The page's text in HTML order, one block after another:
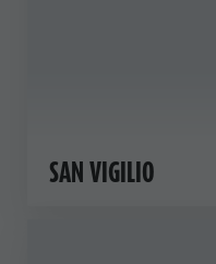
SAN VIGILIO